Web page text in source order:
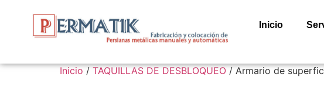
Inicio
Inicio/TAQUILLAS DE DESBLOQUEO/ Armario de